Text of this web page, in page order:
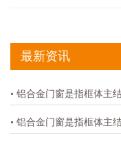
最新资讯
• 铝合金门窗是指框体主
• 铝合金门窗是指框体主